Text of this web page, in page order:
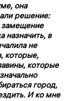
она
решение:
замещение
назначить, в
не
которые,
которые
город,
И ко мне